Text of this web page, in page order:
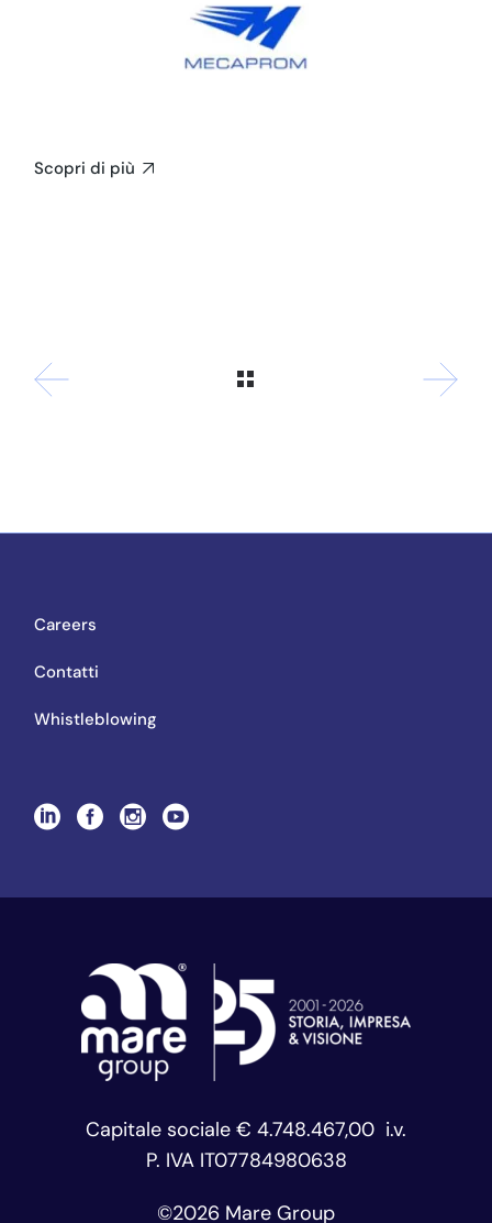
Scopri di più
Careers
Contatti
Whistleblowing
Capitale sociale € 4.748.467,00 i.v.
P. IVA IT07784980638
©2026 Mare Group